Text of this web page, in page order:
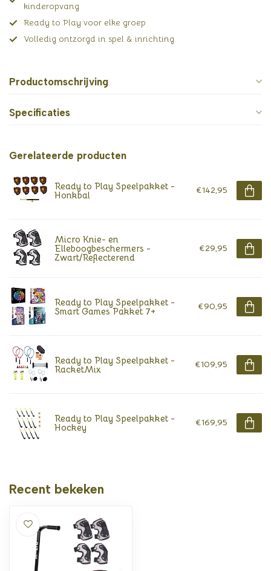
kinderopvang
Ready to Play voor elke groep
Volledig ontzorgd in spel & inrichting
Productomschrijving
Specificaties
Gerelateerde producten
Ready to Play Speelpakket -
Honkbal €142,95
Micro Knie- en
Elleboogbeschermers -
Zwart/Reflecterend
€29,95
Ready to Play Speelpakket -
Smart Games Pakket 7+ €90,95
Ready to Play Speelpakket -
RacketMix €109,95
Ready to Play Speelpakket -
Hockey €169,95
Recent bekeken